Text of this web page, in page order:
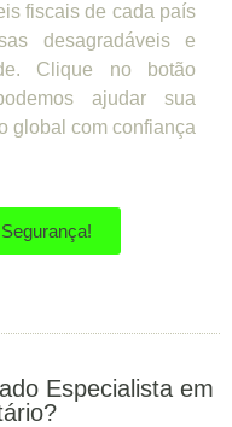
fiscais de cada país
desagradáveis e
Clique no botão
ajudar sua
global com confiança
Especialista em